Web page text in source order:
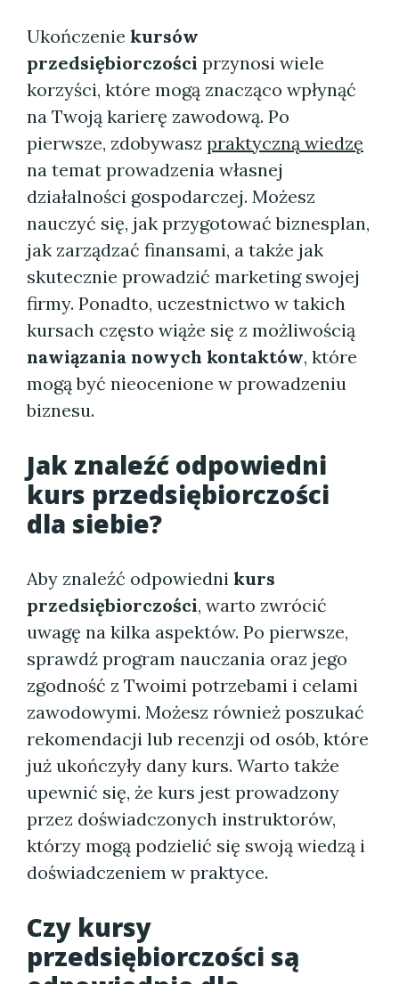
Ukończenie kursów
przedsiębiorczości przynosi wiele
korzyści, które mogą znacząco wpłynąć
na Twoją karierę zawodową. Po
pierwsze, zdobywasz praktyczną wiedzę
na temat prowadzenia własnej
działalności gospodarczej. Możesz
nauczyć się, jak przygotować biznesplan,
jak zarządzać finansami, a także jak
skutecznie prowadzić marketing swojej
firmy. Ponadto, uczestnictwo w takich
kursach często wiąże się z możliwością
nawiązania nowych kontaktów, które
mogą być nieocenione w prowadzeniu
biznesu.
Jak znaleźć odpowiedni
kurs przedsiębiorczości
dla siebie?
Aby znaleźć odpowiedni kurs
przedsiębiorczości, warto zwrócić
uwagę na kilka aspektów. Po pierwsze,
sprawdź program nauczania oraz jego
zgodność z Twoimi potrzebami i celami
zawodowymi. Możesz również poszukać
rekomendacji lub recenzji od osób, które
już ukończyły dany kurs. Warto także
upewnić się, że kurs jest prowadzony
przez doświadczonych instruktorów,
którzy mogą podzielić się swoją wiedzą i
doświadczeniem w praktyce.
Czy kursy
przedsiębiorczości są